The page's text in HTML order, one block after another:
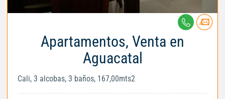
Apartamentos, Venta en
Aguacatal
Cali, 3 alcobas, 3 baños, 167,00mts2